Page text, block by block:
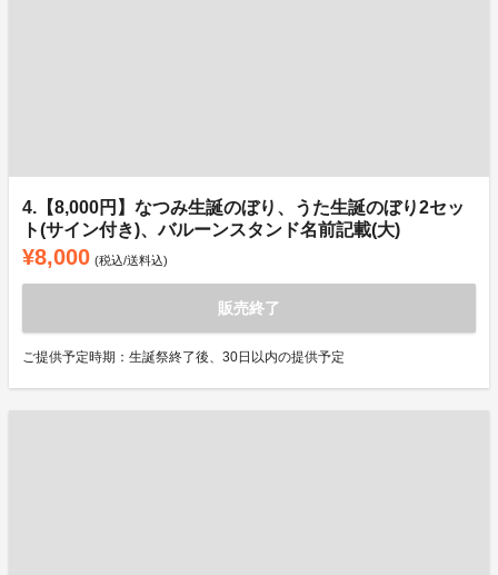
4.【8,000円】なつみ生誕のぼり、うた生誕のぼり2セッ
ト(サイン付き)、バルーンスタンド名前記載(大)
¥8,000 (税込/送料込)
販売終了
ご提供予定時期：生誕祭終了後、30日以内の提供予定